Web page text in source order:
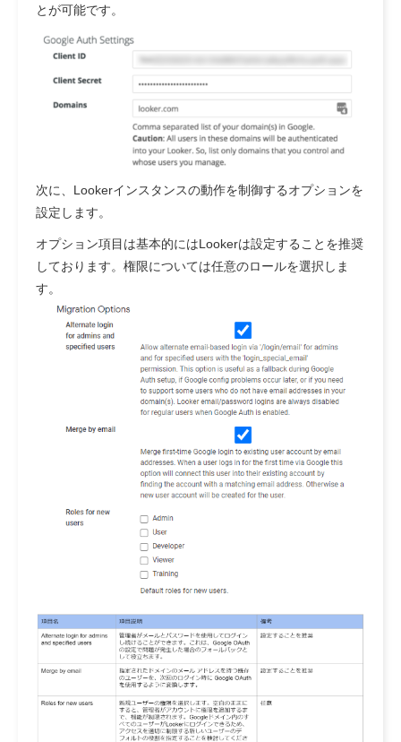
とが可能です。
次に、Lookerインスタンスの動作を制御するオプションを
設定します。
オプション項目は基本的にはLookerは設定することを推奨
しております。権限については任意のロールを選択しま
す。